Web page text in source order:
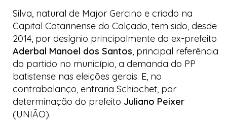
Silva, natural de Major Gercino e criado na
Capital Catarinense do Calçado, tem sido, desde
2014, por desígnio principalmente do ex-prefeito
Aderbal Manoel dos Santos, principal referência
do partido no município, a demanda do PP
batistense nas eleições gerais. E, no
contrabalanço, entraria Schiochet, por
determinação do prefeito Juliano Peixer
(UNIÃO).